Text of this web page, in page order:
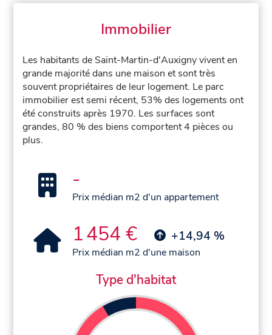
Immobilier
Les habitants de Saint-Martin-d'Auxigny vivent en
grande majorité dans une maison et sont très
souvent propriétaires de leur logement. Le parc
immobilier est semi récent, 53% des logements ont
été construits après 1970. Les surfaces sont
grandes, 80 % des biens comportent 4 pièces ou
plus.
-
Prix médian m2 d'un appartement
1 454 € +14,94 %
Prix médian m2 d'une maison
Type d'habitat